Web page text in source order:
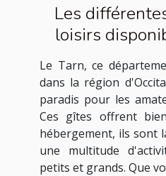
Les
loisirs
gîtes
Le Tarn, ce
dans la région
paradis pour les
Ces gîtes offrent
hébergement, ils sont
une multitude
petits et grands. Que